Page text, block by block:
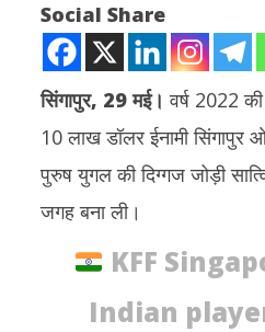
NOW VIEWING
सिंगापुर ओपन : सिंधु व लक्ष्य की चुनौती टूटी,
सात्विक-चिराग और ध्रुव-तनीषा की जोड़ियां
Social Share
सिंगापुर, 29 मई। वर्ष 2022
10 लाख डॉलर ईनामी सिंगापुर
पुरुष युगल की दिग्गज जोड़ी
जगह बना ली।
KFF
Indian